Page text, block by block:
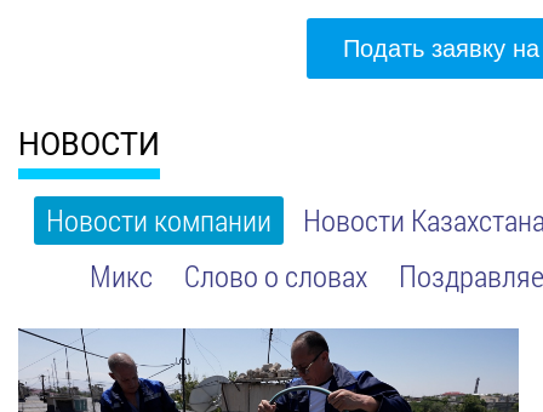
НОВОСТИ
Новости компании
Новости
Микс
Слово о словах